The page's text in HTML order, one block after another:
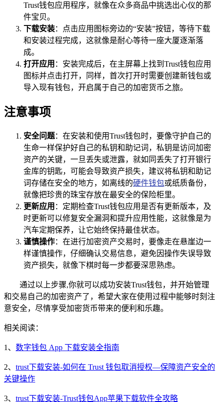
Trust钱包应用程序，就像在众多商品中挑选出心仪的那
件宝贝。
下载安装：点击应用图标旁边的“安装”按钮，等待下载
和安装过程完成，这就像是耐心等待一座大厦逐渐落
成。
打开应用 ：安装完成后，在主屏幕上找到Trust钱包应用
图标并点击打开，同样，首次打开时需要创建新钱包或
导入现有钱包，开启属于自己的加密货币之旅。
注意事项
安全问题：在安装和使用Trust钱包时，要像守护自己的
生命一样保护好自己的私钥和助记词，私钥是访问加密
资产的关键，一旦丢失或泄露，就如同丢失了打开银行
金库的钥匙，可能会导致资产损失，建议将私钥和助记
词存储在安全的地方，如离线的硬件钱包或纸质备份，
就像把珍贵的珠宝存放在最安全的保险柜里。
更新应用 ：定期检查Trust钱包应用是否有更新版本，及
时更新可以修复安全漏洞和提升应用性能，这就像是为
汽车定期保养，让它始终保持最佳状态。
谨慎操作：在进行加密资产交易时，要像走在悬崖边一
样谨慎操作，仔细确认交易信息，避免因操作失误导致
资产损失，就像下棋时每一步都要深思熟虑。
通过以上步骤,你就可以成功安装Trust钱包，并开始管理
和交易自己的加密资产了，希望大家在使用过程中能够时刻注
意安全，尽情享受加密货币带来的便利和乐趣。
相关阅读：
1、 数字钱包 App 下载安装全指南
2、 trust下载安装-如何在 Trust 钱包取消授权—保障资产安全的
关键操作
3、 trust下载安装-Trust钱包App苹果下载软件全攻略